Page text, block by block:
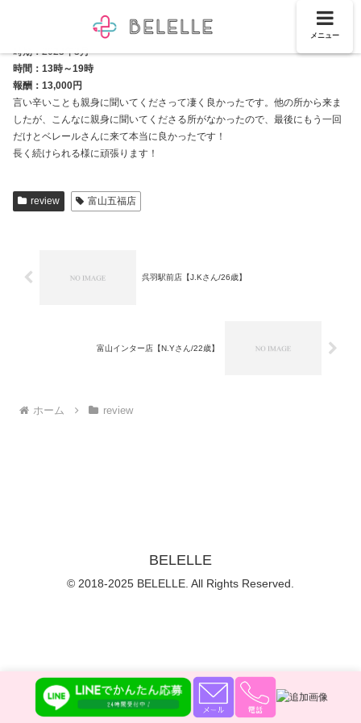
時期：2023年3月
時間：13時～19時
報酬：13,000円
言い辛いことも親身に聞いてくださって凄く良かったです。他の所から来ま
したが、こんなに親身に聞いてくださる所がなかったので、最後にもう一回
だけとベレールさんに来て本当に良かったです！
長く続けられる様に頑張ります！
review 富山五福店
呉羽駅前店【J.Kさん/26歳】
富山インター店【N.Yさん/22歳】
ホーム review
BELELLE
© 2018-2025 BELELLE. All Rights Reserved.
メニュー